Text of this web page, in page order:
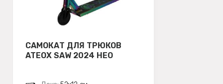
САМОКАТ ДЛЯ ТРЮКОВ
ATEOX SAW 2024 НЕО